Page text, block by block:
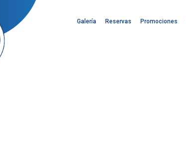
Galería Reservas Promociones